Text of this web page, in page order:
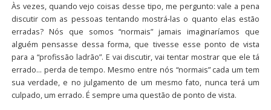
Às vezes, quando vejo coisas desse tipo, me pergunto: vale a pena
discutir com as pessoas tentando mostrá-las o quanto elas estão
erradas? Nós que somos “normais” jamais imaginaríamos que
alguém pensasse dessa forma, que tivesse esse ponto de vista
para a “profissão ladrão”. E vai discutir, vai tentar mostrar que ele tá
errado… perda de tempo. Mesmo entre nós “normais” cada um tem
sua verdade, e no julgamento de um mesmo fato, nunca terá um
culpado, um errado. É sempre uma questão de ponto de vista.